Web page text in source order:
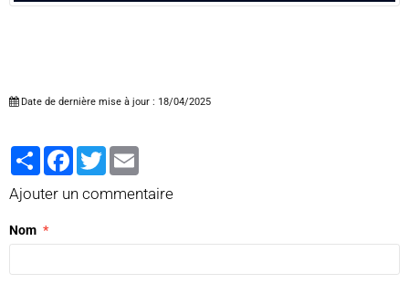
Date de dernière mise à jour : 18/04/2025
PartagerFacebook
Twitter
Ajouter un commentaire
Nom